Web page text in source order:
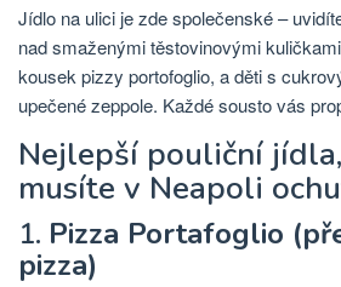
Jídlo na ulici je zde společenské –
nad smaženými těstovinovými
kousek pizzy portofoglio, a děti s
upečené zeppole. Každé sousto vás
Nejlepší pouliční
musíte v Neapoli
1. Pizza Portafoglio
pizza)